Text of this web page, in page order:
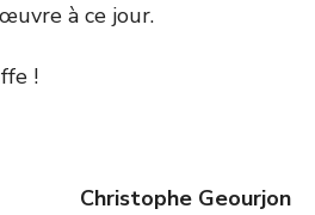
à ce jour.
!
Christophe Geourjon